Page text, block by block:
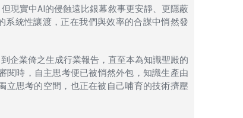
現實中AI的侵蝕遠比銀幕敘事更安靜、更隱蔽
統性讓渡，正在我們與效率的合謀中悄然發
企業倚之生成行業報告，直至本為知識聖殿的
閱時，自主思考便已被悄然外包，知識生產由
立思考的空間，也正在被自己哺育的技術擠壓